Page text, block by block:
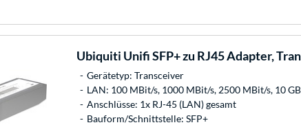
Ubiquiti Unifi SFP+ zu RJ45 Adapter,
Gerätetyp: Transceiver
LAN: 100 MBit/s, 1000 MBit/s, 2500 MBit/s, 10
Anschlüsse: 1x RJ-45 (LAN) gesamt
Bauform/Schnittstelle: SFP+